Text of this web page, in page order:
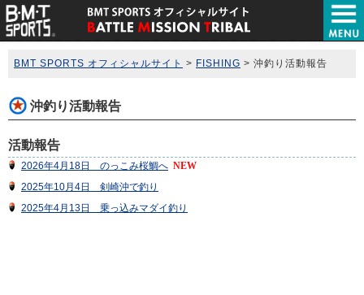
BMT SPORTS オフィシャルサイト > FISHING > 沖釣り活動報告
沖釣り活動報告
活動報告
2026年4月18日 のっこみ桜鯛へ NEW
2025年10月4日 剣崎沖で釣り
2025年4月13日 乗っ込みマダイ釣り